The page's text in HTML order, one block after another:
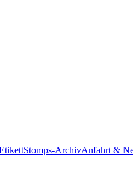
Stomps-ArchivAnfahrt &